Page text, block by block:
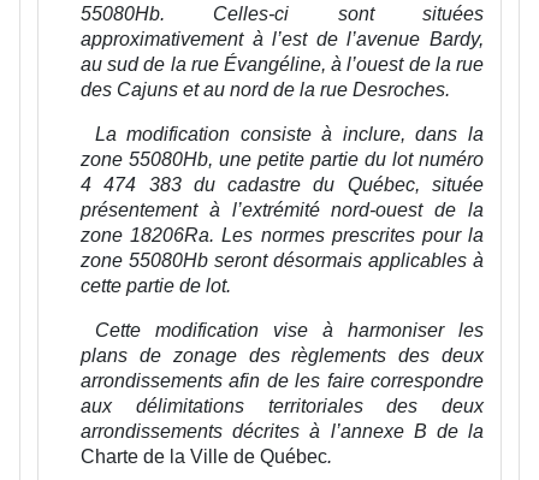
55080Hb. Celles-ci sont situées
approximativement à l’est de l’avenue Bardy,
au sud de la rue Évangéline, à l’ouest de la rue
des Cajuns et au nord de la rue Desroches.
La modification consiste à inclure, dans la
zone 55080Hb, une petite partie du lot numéro
4 474 383 du cadastre du Québec, située
présentement à l’extrémité nord-ouest de la
zone 18206Ra. Les normes prescrites pour la
zone 55080Hb seront désormais applicables à
cette partie de lot.
Cette modification vise à harmoniser les
plans de zonage des règlements des deux
arrondissements afin de les faire correspondre
aux délimitations territoriales des deux
arrondissements décrites à l’annexe B de la
Charte de la Ville de Québec.